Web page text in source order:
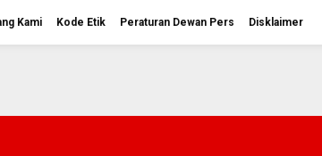
Kami Kode Etik Peraturan Dewan Pers Disklaimer